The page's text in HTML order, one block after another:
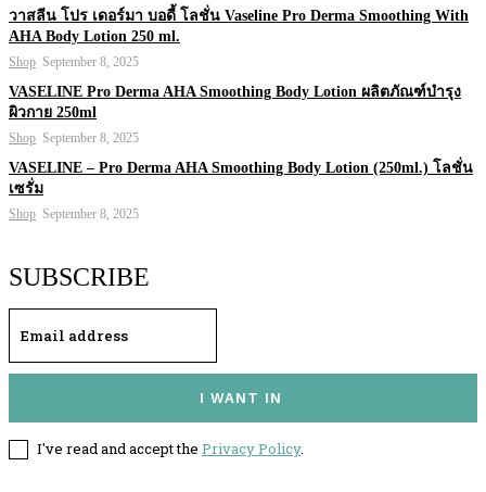
วาสลีน โปร เดอร์มา บอดี้ โลชั่น Vaseline Pro Derma Smoothing With
AHA Body Lotion 250 ml.
Shop September 8, 2025
VASELINE Pro Derma AHA Smoothing Body Lotion ผลิตภัณฑ์บำรุง
ผิวกาย 250ml
Shop September 8, 2025
VASELINE – Pro Derma AHA Smoothing Body Lotion (250ml.) โลชั่น
เซรั่ม
Shop September 8, 2025
SUBSCRIBE
I WANT IN
I've read and accept the Privacy Policy.